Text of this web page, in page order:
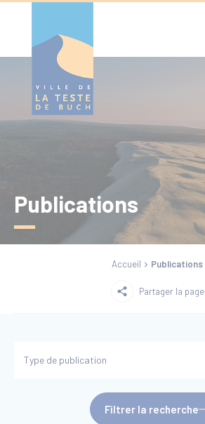
RECHERCHE
Publications
Accueil Publications
Partager la page
Type de publication
Filtrer la recherche
Cookies management panel